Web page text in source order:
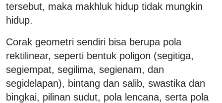
tersebut, maka makhluk hidup tidak mungkin
hidup.
Corak geometri sendiri bisa berupa pola
rektilinear, seperti bentuk poligon (segitiga,
segiempat, segilima, segienam, dan
segidelapan), bintang dan salib, swastika dan
bingkai, pilinan sudut, pola lencana, serta pola